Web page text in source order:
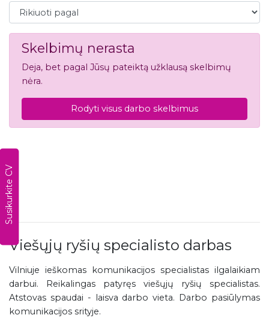
Susikurkite CV
Rikiuoti pagal
Skelbimų nerasta
Deja, bet pagal Jūsų pateiktą užklausą skelbimų
nėra.
Rodyti visus darbo skelbimus
Viešųjų ryšių specialisto darbas
Vilniuje ieškomas komunikacijos specialistas ilgalaikiam
darbui. Reikalingas patyręs viešųjų ryšių specialistas.
Atstovas spaudai - laisva darbo vieta. Darbo pasiūlymas
komunikacijos srityje.